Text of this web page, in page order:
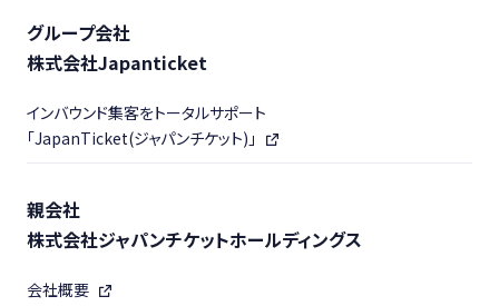
グループ会社
株式会社Japanticket
インバウンド集客をトータルサポート
「JapanTicket(ジャパンチケット)」
親会社
株式会社ジャパンチケットホールディングス
会社概要